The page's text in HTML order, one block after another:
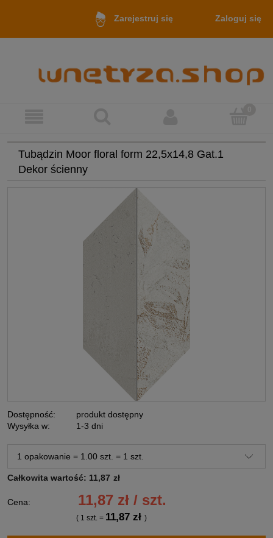
Zarejestruj się Zaloguj się
Tubądzin Moor floral form 22,5x14,8 Gat.1
Dekor ścienny
Dostępność:
produkt dostępny
Wysyłka w:
1-3 dni
Całkowita wartość: 11,87 zł
Cena: 11,87 zł / szt.
( 1szt. = 11,87 zł)